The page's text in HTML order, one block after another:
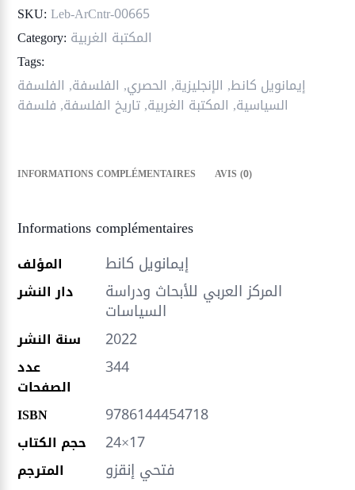
SKU: Leb-ArCntr-00665
Category: المكتبة الغربية
Tags:
إيمانويل كانط, الإنجليزية, الحصري, الفلسفة, الفلسفة
السياسية, المكتبة الغربية,تاريخ الفلسفة,فلسفة
INFORMATIONS COMPLÉMENTAIRES AVIS (0)
Informations complémentaires
المؤلف إيمانويل كانط
دار النشر المركز العربي للأبحاث ودراسة
السياسات
سنة النشر 2022
عدد
الصفحات
344
ISBN 9786144454718
حجم الكتاب 24×17
المترجم فتحي إنقزو